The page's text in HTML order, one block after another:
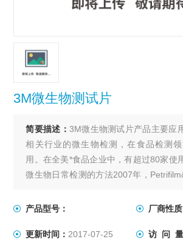
3M微生物测试片
简要描述： 3M微生物测试片产品主要应
相关行业的微生物检测，在食品检测
用。在全美*食品企业中，有超过80家使
微生物日常检测的方法2007年，
越来越多的食品生产加工企业及各类检测
产品型号： 厂商性质
更新时间： 2017-07-25 访 问 量